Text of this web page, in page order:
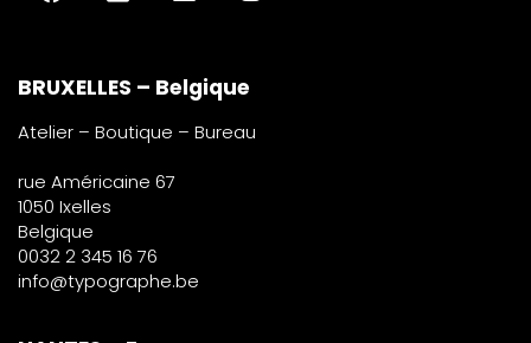
BRUXELLES – Belgique
Atelier – Boutique – Bureau
rue Américaine 67
1050 Ixelles
Belgique
0032 2 345 16 76
info@typographe.be